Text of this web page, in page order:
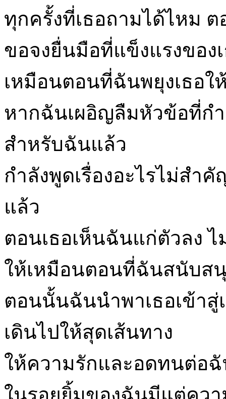
ทุกครั้งที่เธอถามได้ไหม
ขอจงยื่นมือที่แข็งแรงของ
เหมือนตอนที่ฉันพยุงเธอใ
หากฉันเผอิญลืมหัวข้อที่ก
สำหรับฉันแล้ว
กำลังพูดเรื่องอะไรไม่สำ
แล้ว
ตอนเธอเห็นฉันแก่ตัวลง
ให้เหมือนตอนที่ฉันสนับสนุ
ตอนนั้นฉันนำพาเธอเข้าสู่
เดินไปให้สุดเส้นทาง
ให้ความรักและอดทนต่อ
ในรอยยิ้มของฉันมีแต่คว